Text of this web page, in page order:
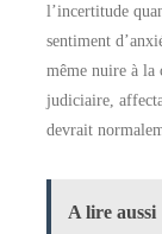
l’incertitude
sentiment
même nuire à la
judiciaire,
devrait
A lire aussi